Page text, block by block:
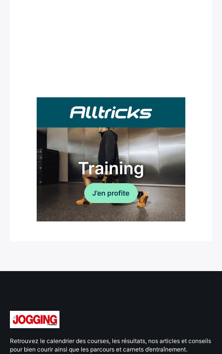
Retrouvez le calendrier des courses, les résultats, nos articles et conseils
pour bien courir ainsi que les parcours et carnets d’entraînement.